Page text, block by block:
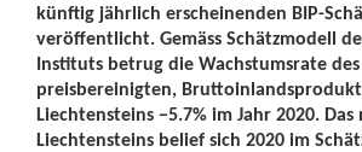
künftig jährlich erscheinenden BIP-
veröffentlicht. Gemäss Schätzmodell
Instituts betrug die Wachstumsrate
preisbereinigten,
Liechtensteins −5.7% im Jahr 2020. Das
Liechtensteins belief sich 2020 im